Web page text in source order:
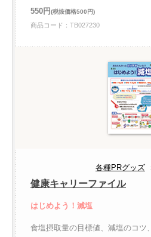
550円(税抜価格500円)
商品コード：TB027230
各種PRグッズ
健康キャリーファイル
はじめよう！減塩
食塩摂取量の目標値、減塩のコツ